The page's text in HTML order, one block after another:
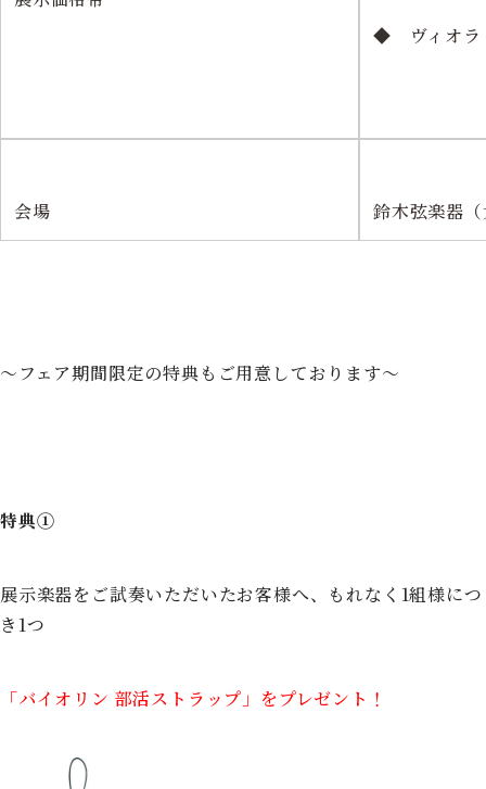
◆ ヴィオ
会場 鈴木弦楽器
～フェア期間限定の特典もご用意しております～
特典①
展示楽器をご試奏いただいたお客様へ、もれなく1組様につ
き1つ
「バイオリン 部活ストラップ」をプレゼント！